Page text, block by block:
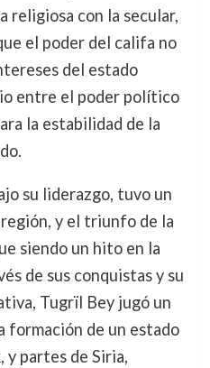
religiosa con la secular,
el poder del califa no
del estado
entre el poder político
la estabilidad de la
su liderazgo, tuvo un
y el triunfo de la
siendo un hito en la
de sus conquistas y su
Tugrïl Bey jugó un
formación de un estado
y partes de Siria,